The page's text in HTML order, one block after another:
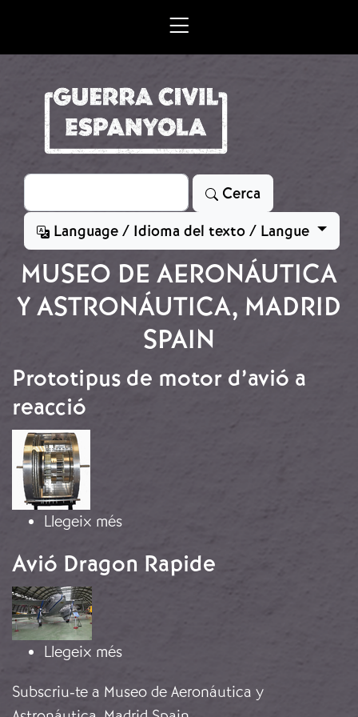
Cerca
Cerca
Language / Idioma del texto / Langue
MUSEO DE AERONÁUTICA
Y ASTRONÁUTICA, MADRID
SPAIN
Prototipus de motor d’avió a
reacció
Imatge
Llegeix méssobre Prototipus de motor d’avió a
Avió Dragon Rapide
Imatge
Llegeix méssobre Avió Dragon Rapide
Subscriu-te a Museo de Aeronáutica y